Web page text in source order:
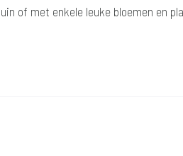
of met enkele leuke bloemen en